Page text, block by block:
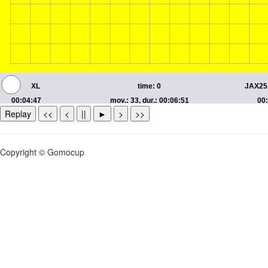
Replay << < || ► > >>
Copyright © Gomocup